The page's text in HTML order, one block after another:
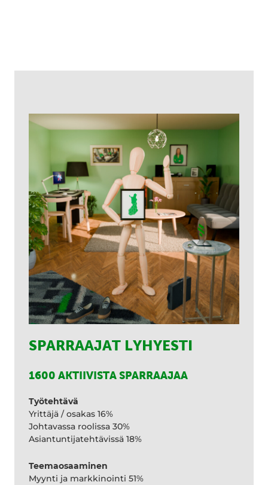
SPARRAAJAT LYHYESTI
1600 AKTIIVISTA SPARRAAJAA
Työtehtävä
Yrittäjä / osakas 16%
Johtavassa roolissa 30%
Asiantuntijatehtävissä 18%
Teemaosaaminen
Myynti ja markkinointi 51%